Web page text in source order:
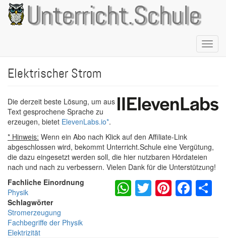
Direkt
zum
Inhalt
Unterricht.Schule
Elektrischer Strom
Die derzeit beste Lösung, um aus
Text gesprochene Sprache zu
erzeugen, bietet ElevenLabs.io*.
* Hinweis: Wenn ein Abo nach Klick auf den Affiliate-Link
abgeschlossen wird, bekommt Unterricht.Schule eine Vergütung,
die dazu eingesetzt werden soll, die hier nutzbaren Hördateien
nach und nach zu verbessern. Vielen Dank für die Unterstützung!
Fachliche Einordnung
Physik
Schlagwörter
Stromerzeugung
Fachbegriffe der Physik
Elektrizität
WhatsApp
Twitter